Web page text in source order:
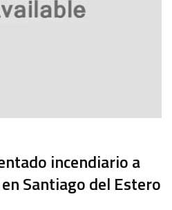
incendiario a
Santiago del Estero